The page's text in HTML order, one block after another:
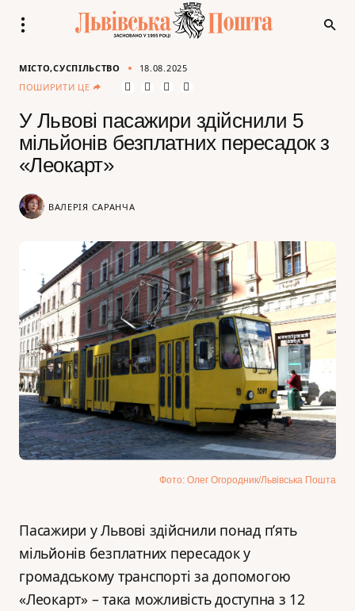
МІСТО СУСПІЛЬСТВО
18.08.2025
ПОШИРИТИ ЦЕ
У Львові пасажири здійснили 5
мільйонів безплатних пересадок з
«Леокарт»
ВАЛЕРІЯ САРАНЧА
Фото: Олег Огородник/Львівська Пошта
Пасажири у Львові здійснили понад п’ять
мільйонів безплатних пересадок у
громадському транспорті за допомогою
«Леокарт» – така можливість доступна з 12